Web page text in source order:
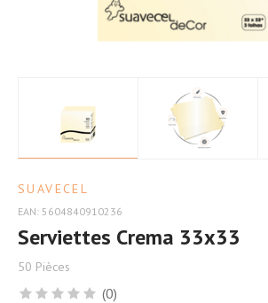
SUAVECEL
EAN: 5604840910236
Serviettes Crema 33x33
50 Pièces
(0)